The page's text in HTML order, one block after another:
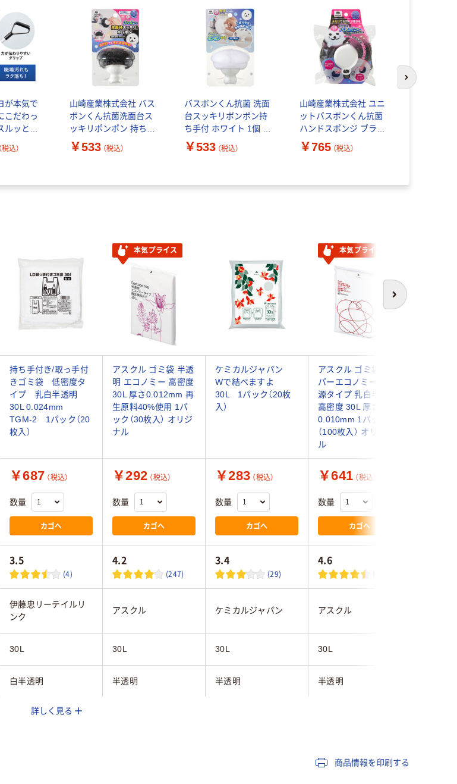
が本気で
こだわっ
ルッと落
リングワ
ル コクヨ
（税込）
山崎産業株式会社 バス
ボンくん抗菌洗面台ス
ッキリポンポン 持ち手
付ブラック
4903180252527 1個（直
￥533 （税込）
バスボンくん抗菌 洗面
台スッキリポンポン持
ち手付 ホワイト 1個 山
崎産業
￥533 （税込）
山崎産業株式会社 ユニ
ットバスボンくん抗菌
ハンドスポンジ ブラッ
ク 4903180252510 1個
（直送品）
￥765 （税込）
次のスライド
次へ
本気プライス 本気プライス
持ち手付き/取っ手付
きゴミ袋 低密度タ
イプ 乳白半透明
30L 0.024mm
TGM-2 1パック（20
枚入）
アスクル ゴミ袋 半透
明 エコノミー 高密度
30L 厚さ0.012mm 再
生原料40%使用 1パ
ック（30枚入） オリジ
ナル
ケミカルジャパン
Wで結べますよ
30L 1パック（20枚
入）
アスクル ゴミ袋 スー
パーエコノミー 省資
源タイプ 乳白半透明
高密度 30L 厚さ
0.010mm 1パック
（100枚入） オリジナ
ル
￥687 （税込）
数量
カゴへ
￥292 （税込）
数量
カゴへ
￥283 （税込）
数量
カゴへ
￥641 （税込）
数量
カゴへ
3.5
(4)
4.2
(247)
3.4
(29)
4.6
(13)
伊藤忠リーテイルリ
ンク
アスクル ケミカルジャパン アスクル
30L 30L 30L 30L
白半透明 半透明 半透明 半透明
0.024mm
高密度ポリエチレン
詳しく見る
商品情報を印刷する